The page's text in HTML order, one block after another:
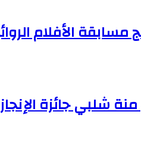
الأفلام
شلبي جائزة